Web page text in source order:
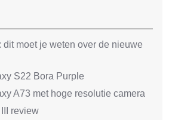
dit moet je weten over de nieuwe
S22 Bora Purple
A73 met hoge resolutie camera
review